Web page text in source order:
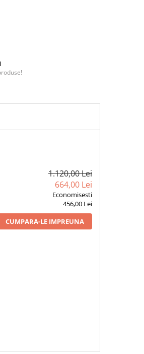
1.120,00 Lei
664,00 Lei
Economisesti
456,00 Lei
CUMPARA-LE IMPREUNA